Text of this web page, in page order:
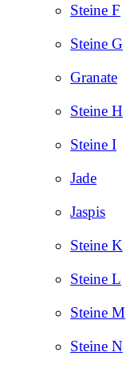
Steine F
Steine G
Granate
Steine H
Steine I
Jade
Jaspis
Steine K
Steine L
Steine M
Steine N